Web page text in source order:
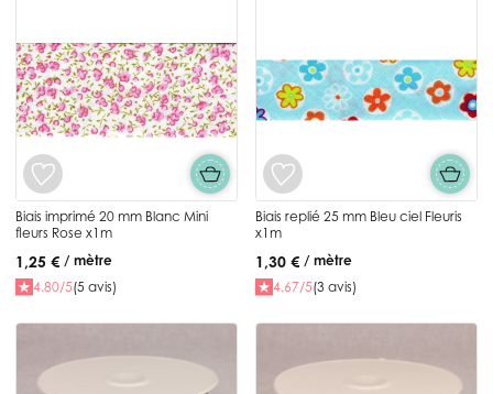
Biais imprimé 20 mm Blanc Mini
fleurs Rose x1m
1,25 € / mètre
4.80/5(5 avis)
Biais replié 25 mm Bleu ciel Fleuris
x1m
1,30 € / mètre
4.67/5(3 avis)